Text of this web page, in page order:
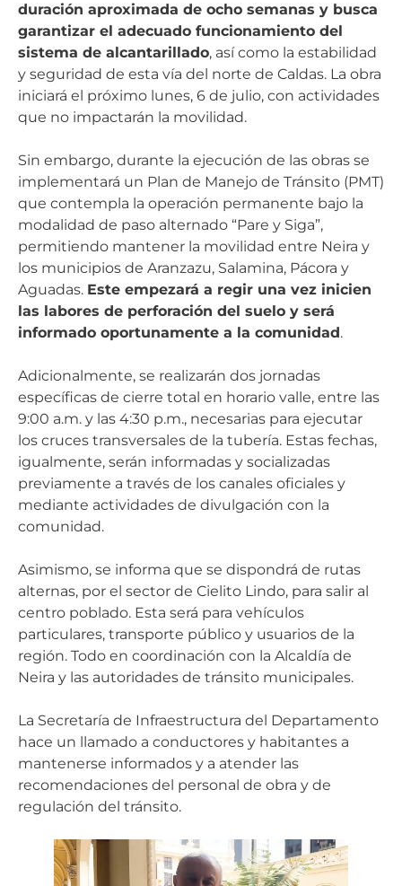
duración aproximada de ocho semanas y busca
garantizar el adecuado funcionamiento del
sistema de alcantarillado, así como la estabilidad
y seguridad de esta vía del norte de Caldas. La obra
iniciará el próximo lunes, 6 de julio, con actividades
que no impactarán la movilidad.
Sin embargo, durante la ejecución de las obras se
implementará un Plan de Manejo de Tránsito (PMT)
que contempla la operación permanente bajo la
modalidad de paso alternado “Pare y Siga”,
permitiendo mantener la movilidad entre Neira y
los municipios de Aranzazu, Salamina, Pácora y
Aguadas. Este empezará a regir una vez inicien
las labores de perforación del suelo y será
informado oportunamente a la comunidad.
Adicionalmente, se realizarán dos jornadas
específicas de cierre total en horario valle, entre las
9:00 a.m. y las 4:30 p.m., necesarias para ejecutar
los cruces transversales de la tubería. Estas fechas,
igualmente, serán informadas y socializadas
previamente a través de los canales oficiales y
mediante actividades de divulgación con la
comunidad.
Asimismo, se informa que se dispondrá de rutas
alternas, por el sector de Cielito Lindo, para salir al
centro poblado. Esta será para vehículos
particulares, transporte público y usuarios de la
región. Todo en coordinación con la Alcaldía de
Neira y las autoridades de tránsito municipales.
La Secretaría de Infraestructura del Departamento
hace un llamado a conductores y habitantes a
mantenerse informados y a atender las
recomendaciones del personal de obra y de
regulación del tránsito.